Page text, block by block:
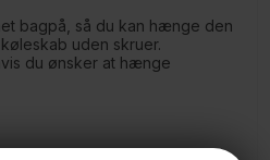
bagpå, så du kan hænge den
uden skruer.
du ønsker at hænge